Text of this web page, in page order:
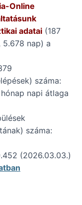
Online
adatai (187
5.678 nap) a
száma:
napi átlaga
száma:
(2026.03.03.)